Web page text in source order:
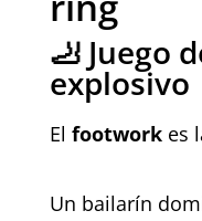
🦶 Juego
explosivo
El footworkes
Un bailarín